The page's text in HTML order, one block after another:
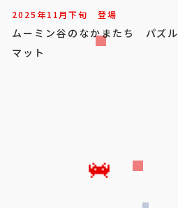
2025年11月下旬 登場
ムーミン谷のなかまたち パズル
マット